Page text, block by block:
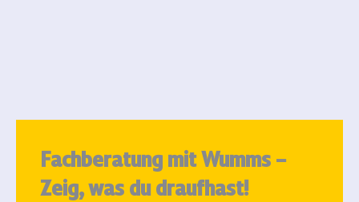
Fachberatung mit Wumms –
Zeig, was du draufhast!